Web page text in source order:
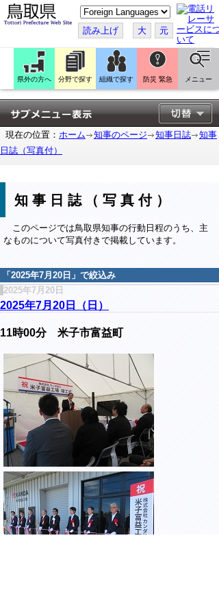
こ
の
ペ
ー
ジ
翻
訳
す
る
読み上げ 大 元
県外の方へ 分野で探す 組織で探す 防災 緊急 メニュー
現在の位置： ホーム 知事のページ 知事日誌
知事
日誌（写真付）
知事日誌（写真付）
このページでは鳥取県知事の行動日程のうち、主
なものについて写真付きで掲載しています。
「 2025年7月20日 」で絞込み
2025年7月20日
2025年7月20日（日）
11時00分 米子市富益町